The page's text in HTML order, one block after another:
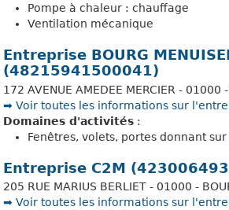
Pompe à chaleur : chauffage
Ventilation mécanique
Entreprise BOURG
(48215941500041)
172 AVENUE AMEDEE MERCIER - 01000
➡️ Voir toutes les informations sur
Domaines d'activités :
Fenêtres, volets, portes donnant
Entreprise C2M
205 RUE MARIUS BERLIET - 01000 -
➡️ Voir toutes les informations sur